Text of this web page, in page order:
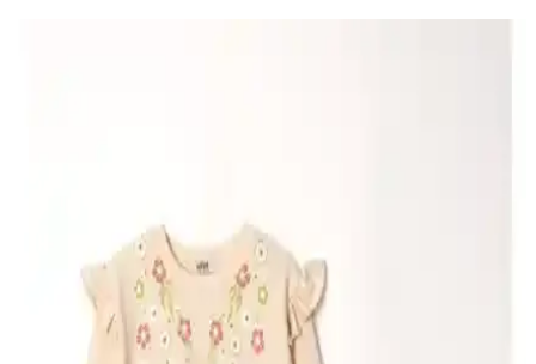
Boxer ve Happyfox Külot Özellikleri
İki popüler kız çocuk iç çamaşırını detaylı inceleyerek, malzeme,
konfor ve dayanıklılık açısından karşılaştırıyoruz. Doğru seçim
yapmanız için önemli bilgiler içerir.